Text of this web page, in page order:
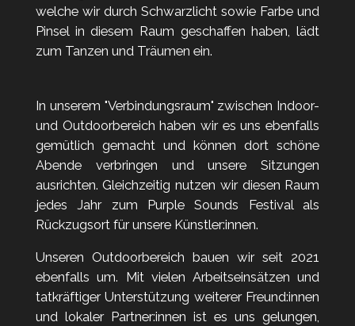
welche wir durch Schwarzlicht sowie Farbe und
Pinsel in diesem Raum geschaffen haben, lädt
zum Tanzen und Träumen ein.
In unserem "Verbindungsraum" zwischen Indoor-
und Outdoorbereich haben wir es uns ebenfalls
gemütlich gemacht und können dort schöne
Abende verbringen und unsere Sitzungen
ausrichten. Gleichzeitig nutzen wir diesen Raum
jedes Jahr zum Purple Sounds Festival als
Rückzugsort für unsere Künstler:innen.
Unseren Outdoorbereich bauen wir seit 2021
ebenfalls um. Mit vielen Arbeitseinsätzen und
tatkräftiger Unterstützung weiterer Freund:innen
und lokaler Partner:innen ist es uns gelungen,